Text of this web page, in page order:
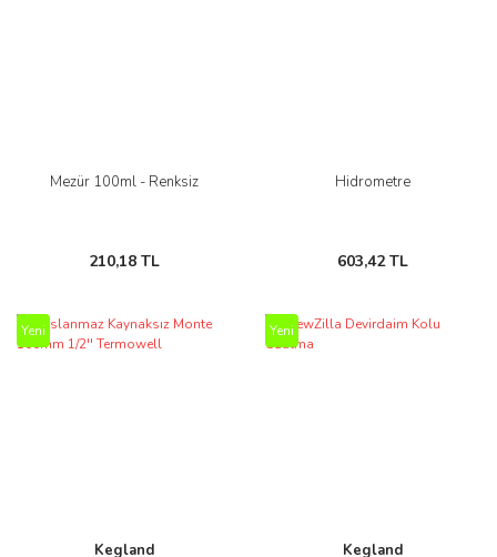
Mezür 100ml - Renksiz
210,18 TL
Hidrometre
603,42 TL
Yeni
Kegland
Yeni
Kegland